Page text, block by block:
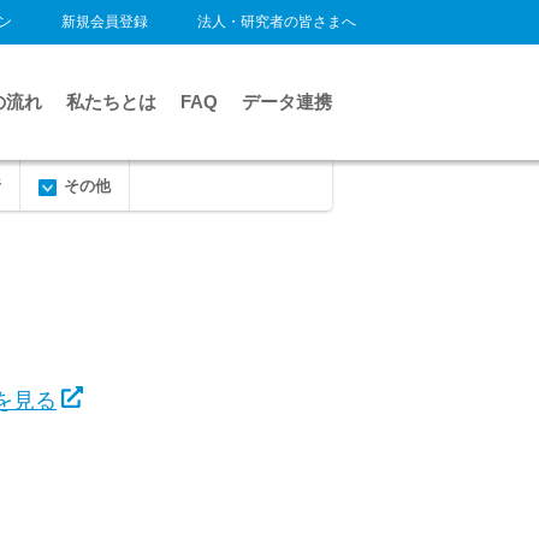
新規会員登録 法人・研究者の皆さまへ
流れ 私たちとは FAQ データ連携
その他
見る